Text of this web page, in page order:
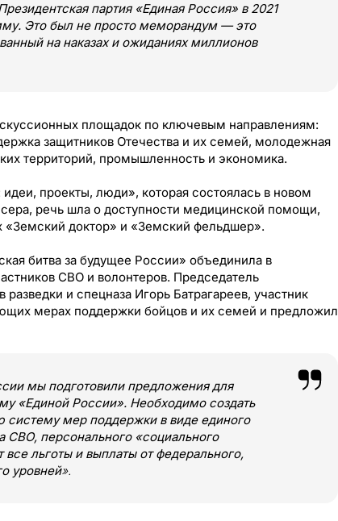
партия «Единая Россия» в 2021
Это был не просто меморандум — это
на наказах и ожиданиях миллионов
площадок по ключевым направлениям:
защитников Отечества и их семей, молодежная
территорий, промышленность и экономика.
проекты, люди», которая состоялась в новом
речь шла о доступности медицинской помощи,
доктор» и «Земский фельдшер».
битва за будущее России» объединила в
СВО и волонтеров. Председатель
и спецназа Игорь Батрагареев, участник
мерах поддержки бойцов и их семей и предложил
мы подготовили предложения для
«Единой России». Необходимо создать
систему мер поддержки в виде единого
СВО, персонального «социального
все льготы и выплаты от федерального,
уровней».